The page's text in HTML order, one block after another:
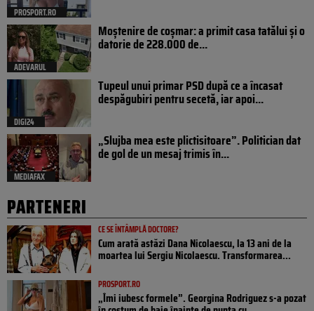
PROSPORT.RO
ADEVARUL
Moștenire de coșmar: a primit casa tatălui și o
datorie de 228.000 de...
DIGI24
Tupeul unui primar PSD după ce a încasat
despăgubiri pentru secetă, iar apoi...
MEDIAFAX
„Slujba mea este plictisitoare”. Politician dat
de gol de un mesaj trimis în...
PARTENERI
CE SE ÎNTÂMPLĂ DOCTORE?
Cum arată astăzi Dana Nicolaescu, la 13 ani de la
moartea lui Sergiu Nicolaescu. Transformarea...
PROSPORT.RO
„Îmi iubesc formele”. Georgina Rodriguez s-a pozat